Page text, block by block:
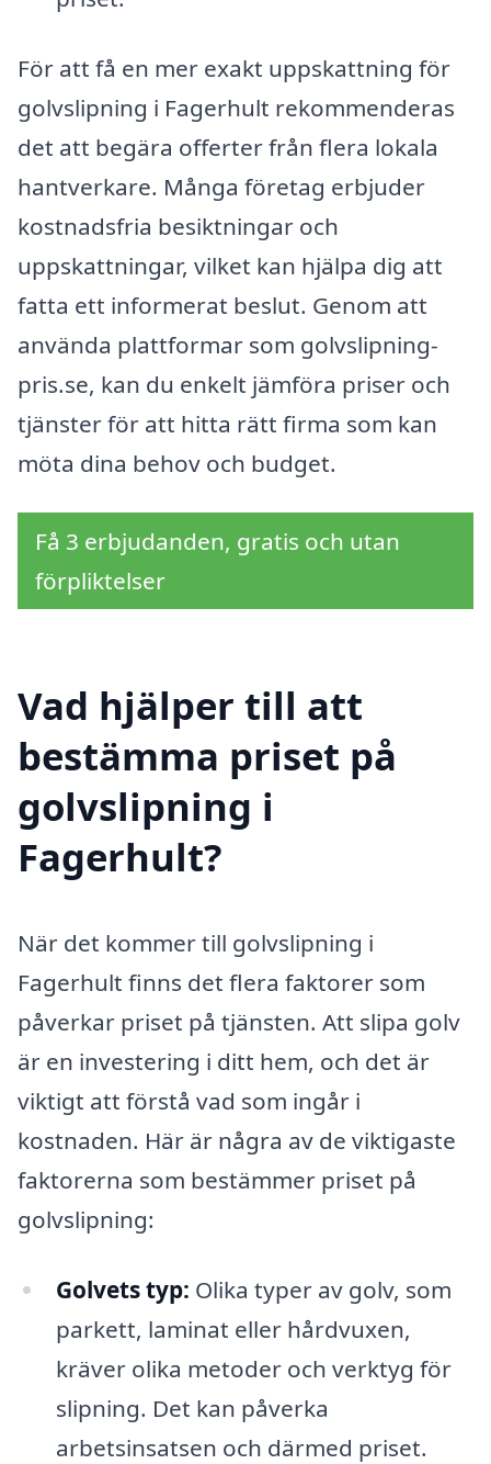
För att få en mer exakt uppskattning för
golvslipning i Fagerhult rekommenderas
det att begära offerter från flera lokala
hantverkare. Många företag erbjuder
kostnadsfria besiktningar och
uppskattningar, vilket kan hjälpa dig att
fatta ett informerat beslut. Genom att
använda plattformar som golvslipning-
pris.se, kan du enkelt jämföra priser och
tjänster för att hitta rätt firma som kan
möta dina behov och budget.
Få 3 erbjudanden, gratis och utan
förpliktelser
Vad hjälper till att
bestämma priset på
golvslipning i
Fagerhult?
När det kommer till golvslipning i
Fagerhult finns det flera faktorer som
påverkar priset på tjänsten. Att slipa golv
är en investering i ditt hem, och det är
viktigt att förstå vad som ingår i
kostnaden. Här är några av de viktigaste
faktorerna som bestämmer priset på
golvslipning:
Golvets typ: Olika typer av golv, som
parkett, laminat eller hårdvuxen,
kräver olika metoder och verktyg för
slipning. Det kan påverka
arbetsinsatsen och därmed priset.